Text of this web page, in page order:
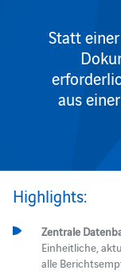
Statt
aus
Highlights:
Zentrale
Einheitliche,
alle